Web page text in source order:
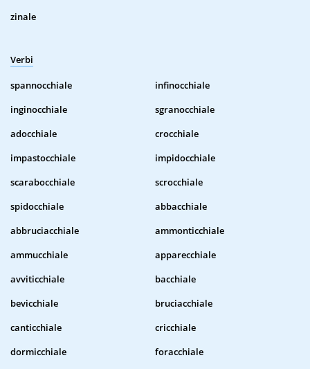
zinale
Verbi
spannocchiale
infinocchiale
inginocchiale
sgranocchiale
adocchiale
crocchiale
impastocchiale
impidocchiale
scarabocchiale
scrocchiale
spidocchiale
abbacchiale
abbruciacchiale
ammonticchiale
ammucchiale
apparecchiale
avviticchiale
bacchiale
bevicchiale
bruciacchiale
canticchiale
cricchiale
dormicchiale
foracchiale